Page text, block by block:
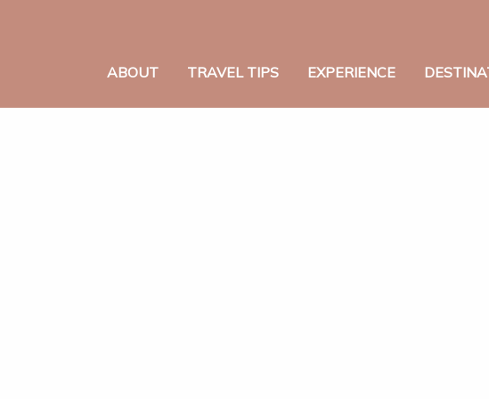
ABOUT TRAVEL TIPS EXPERIENCE